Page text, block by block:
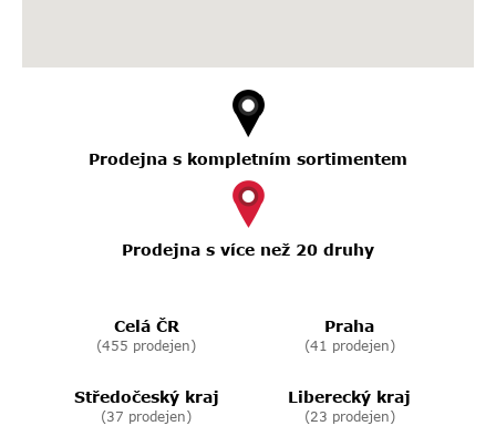
Prodejna s kompletním sortimentem
Prodejna s více než 20 druhy
Celá ČR
(455 prodejen)
Praha
(41 prodejen)
Středočeský kraj
(37 prodejen)
Liberecký kraj
(23 prodejen)